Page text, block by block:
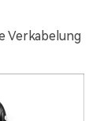
Verkabelung